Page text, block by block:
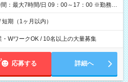
：最大7時間/日 09：00～17：00 ※勤務時
なります。
期（1ヶ月以内）
WワークOK / 10名以上の大量募集
応募する 詳細へ